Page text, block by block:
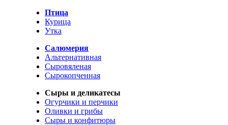
Птица
Курица
Утка
Салюмерия
Альтернативная
Сыровяленая
Сырокопченная
Сыры и деликатесы
Огурчики и перчики
Оливки и грибы
Сыры и конфитюры